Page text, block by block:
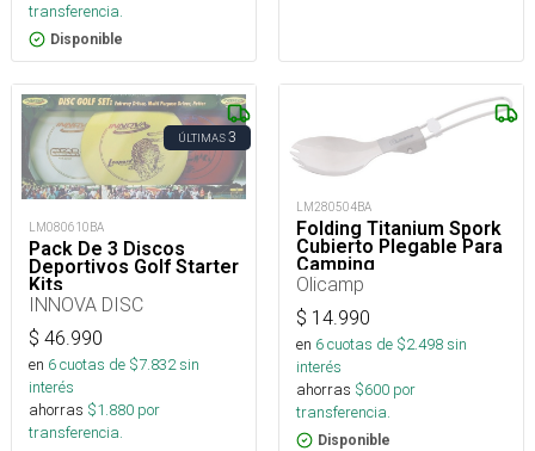
transferencia.
Disponible
ÚLTIMAS3
LM080610BA
Pack De 3 Discos
Deportivos Golf Starter
Kits
INNOVA DISC
$ 46.990
en 6cuotas de $7.832sin
interés
ahorras $1.880 por
transferencia.
LM280504BA
Folding Titanium Spork
Cubierto Plegable Para
Camping
Olicamp
$ 14.990
en 6cuotas de $2.498sin
interés
ahorras $600 por
transferencia.
Disponible